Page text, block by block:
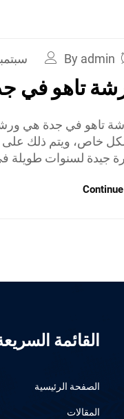
By admin سبتمبر 6,
تاهو في
تاهو في جدة هي
خاص، ويتم ذلك على
جيدة لسنوات طويلة
Continue
القائمة
الصفحة الرئيسية
المقالات